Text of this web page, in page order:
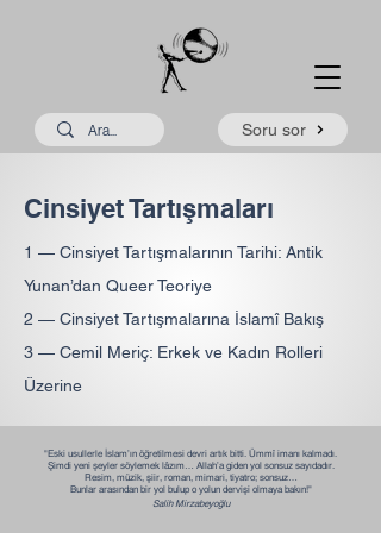
Soru sor
Cinsiyet Tartışmaları
​1 — Cinsiyet Tartışmalarının Tarihi: Antik
Yunan’dan Queer Teoriye
2 — Cinsiyet Tartışmalarına İslamî Bakış
3 — Cemil Meriç: Erkek ve Kadın Rolleri
Üzerine
"Eski usullerle İslam’ın öğretilmesi devri artık bitti. Ümmî imanı kalmadı.
Şimdi yeni şeyler söylemek lâzım… Allah’a giden yol sonsuz sayıdadır.
Resim, müzik, şiir, roman, mimari, tiyatro; sonsuz…
Bunlar arasından bir yol bulup o yolun dervişi olmaya bakın!"​​
Salih Mirzabeyoğlu